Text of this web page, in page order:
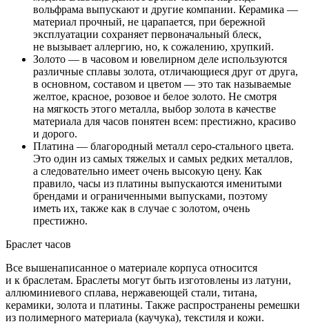
вольфрама выпускают и другие компании. Керамика —
материал прочный, не царапается, при бережной
эксплуатации сохраняет первоначальный блеск,
не вызывает аллергию, но, к сожалению, хрупкий.
Золото — в часовом и ювелирном деле используются
различные сплавы золота, отличающиеся друг от друга,
в основном, составом и цветом — это так называемые
желтое, красное, розовое и белое золото. Не смотря
на мягкость этого металла, выбор золота в качестве
материала для часов понятен всем: престижно, красиво
и дорого.
Платина — благородный металл серо-стального цвета.
Это один из самых тяжелых и самых редких металлов,
а следовательно имеет очень высокую цену. Как
правило, часы из платины выпускаются именитыми
брендами и ограниченными выпусками, поэтому
иметь их, также как в случае с золотом, очень
престижно.
Браслет часов
Все вышенаписанное о материале корпуса относится
и к браслетам. Браслеты могут быть изготовлены из латуни,
аллюминиевого сплава, нержавеющей стали, титана,
керамики, золота и платины. Также распространены ремешки
из полимерного материала (каучука), текстиля и кожи.